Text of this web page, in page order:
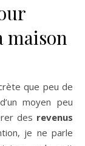
maison
que peu de
moyen peu
des revenus
je ne parle